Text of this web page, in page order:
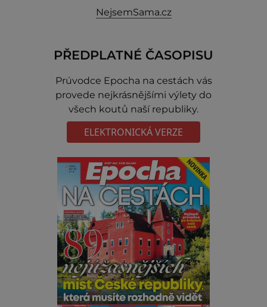
NejsemSama.cz
PŘEDPLATNÉ ČASOPISU
Prúvodce Epocha na cestách vás
provede nejkrásnějšími výlety do
všech koutů naší republiky.
ELEKTRONICKÁ VERZE